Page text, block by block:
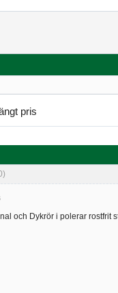
pris
och Dykrör i polerar rostfrit